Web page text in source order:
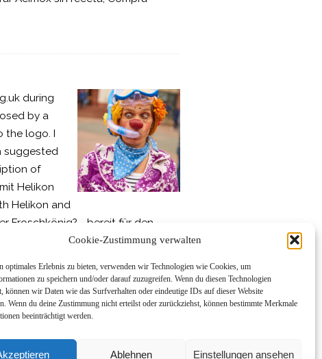
Cookie-Zustimmung verwalten
optimales Erlebnis zu bieten, verwenden wir Technologien wie Cookies, um
zu speichern und/oder darauf zuzugreifen. Wenn du diesen Technologien
können wir Daten wie das Surfverhalten oder eindeutige IDs auf dieser Website
Wenn du deine Zustimmung nicht erteilst oder zurückziehst, können bestimmte Merkmale
beeinträchtigt werden.
Ablehnen Einstellungen ansehen
during
by a
the logo. I
suggested
of
Helikon
Helikon and
Froschkönig? ….bereit für den
…als Sonnenblumebringt
stromectol europe
mit Sonnenblume von